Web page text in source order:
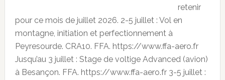
retenir
pour ce mois de juillet 2026. 2-5 juillet : Vol en
montagne, initiation et perfectionnement à
Peyresourde. CRA10. FFA. https://www.ffa-aero.fr
Jusqu’au 3 juillet : Stage de voltige Advanced (avion)
à Besançon. FFA. https://www.ffa-aero.fr 3-5 juillet :